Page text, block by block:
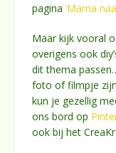
pagina ‘Mama
Maar kijk vooral
overigens ook
dit thema
foto of filmpje
kun je gezellig
ons bord op
ook bij het